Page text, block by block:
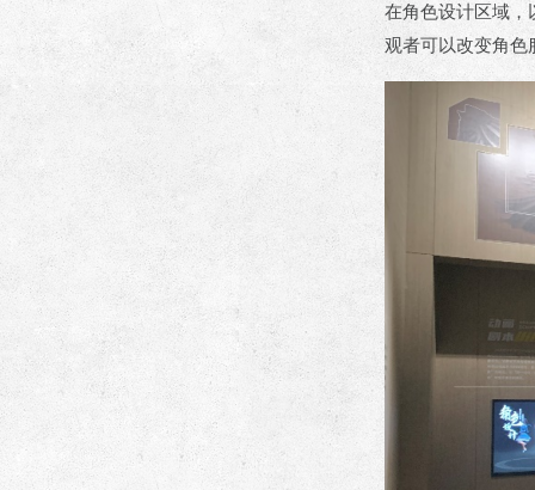
在角色设计区域，
观者可以改变角色